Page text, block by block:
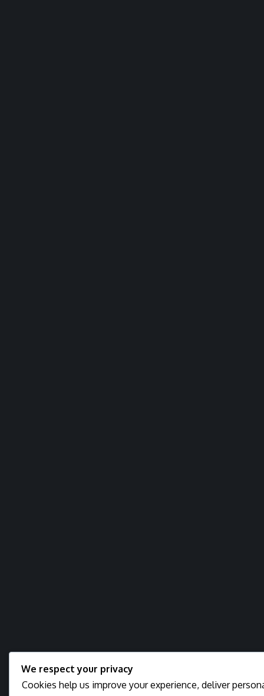
We respect your privacy
Cookies help us improve your experience, deliver